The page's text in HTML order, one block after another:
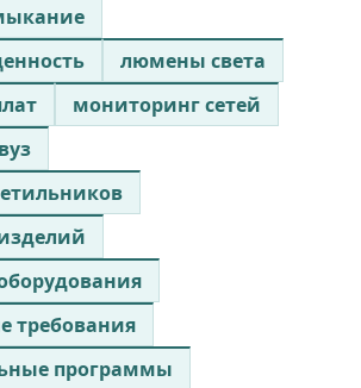
люмены света
мониторинг сетей
требования
программы